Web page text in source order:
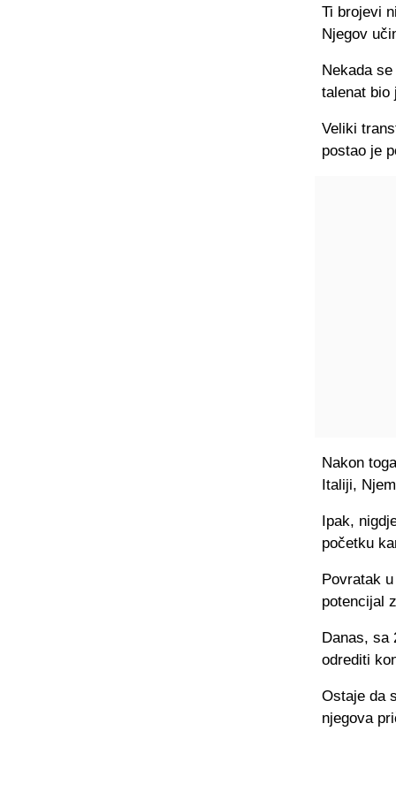
Ti brojevi
Njegov
Nekada
talenat bio
Veliki
postao je
Nakon
Italiji,
Ipak,
početku
Povratak
potencijal
Danas, sa
odrediti
Ostaje da
njegova